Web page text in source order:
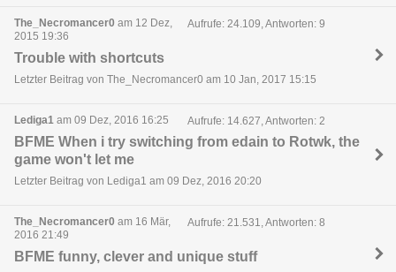
The_Necromancer0 am 12 Dez,
2015 19:36
Aufrufe: 24.109, Antworten: 9
Trouble with shortcuts
Letzter Beitrag von The_Necromancer0 am 10 Jan, 2017 15:15
Lediga1 am 09 Dez, 2016 16:25 Aufrufe: 14.627, Antworten: 2
BFME When i try switching from edain to Rotwk, the
game won't let me
Letzter Beitrag von Lediga1 am 09 Dez, 2016 20:20
The_Necromancer0 am 16 Mär,
2016 21:49
Aufrufe: 21.531, Antworten: 8
BFME funny, clever and unique stuff